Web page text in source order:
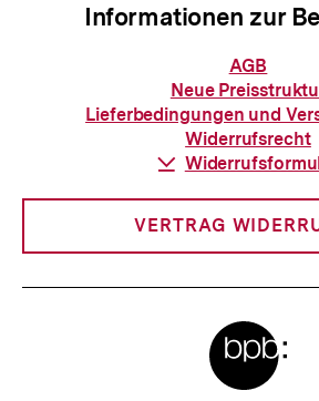
Informationen zur
zur
AGB
Neue
Lieferbedingungen und
Widerrufsrecht
Download-
VERTRAG